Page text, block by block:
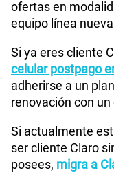
ofertas en
equipo línea
Si ya eres cliente
celular postpago
adherirse a un
renovación con
Si actualmente
ser cliente Claro
posees, migra a